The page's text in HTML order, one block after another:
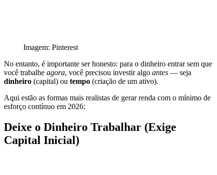
Imagem: Pinterest
No entanto, é importante ser honesto: para o dinheiro entrar sem que
você trabalhe agora, você precisou investir algo antes — seja
dinheiro (capital) ou tempo (criação de um ativo).
Aqui estão as formas mais realistas de gerar renda com o mínimo de
esforço contínuo em 2026:
Deixe o Dinheiro Trabalhar (Exige
Capital Inicial)